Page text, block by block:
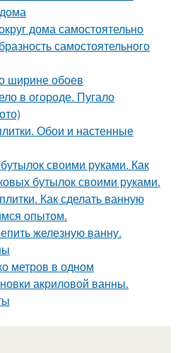
дома самостоятельно
самостоятельного
ширине обоев
в огороде. Пугало
Обои и настенные
своими руками. Как
бутылок своими руками.
Как сделать ванную
опытом.
железную ванну.
метров в одном
акриловой ванны.